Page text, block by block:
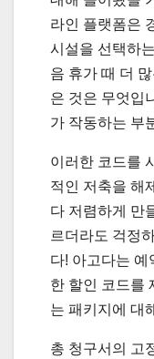
라인 플랫폼은
시설을 선택하
음 휴가 때 더
은 것은 무엇입
가 작동하는 부
이러한 코드를
적인 저축을 해
다 저렴하게 만
르더라도 걱정
다! 아고다는 예
한 할인 코드를
는 패키지에 대
총 청구서의 고